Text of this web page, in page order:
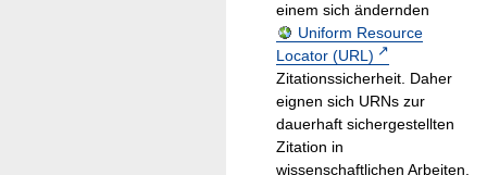
einem sich ändernden
Uniform Resource
Locator (URL)
Zitationssicherheit. Daher
eignen sich URNs zur
dauerhaft sichergestellten
Zitation in
wissenschaftlichen Arbeiten.